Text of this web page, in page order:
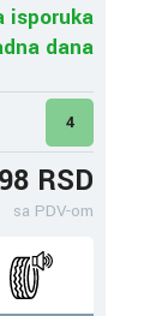
isporuka
dana
4
RSD
sa PDV-om